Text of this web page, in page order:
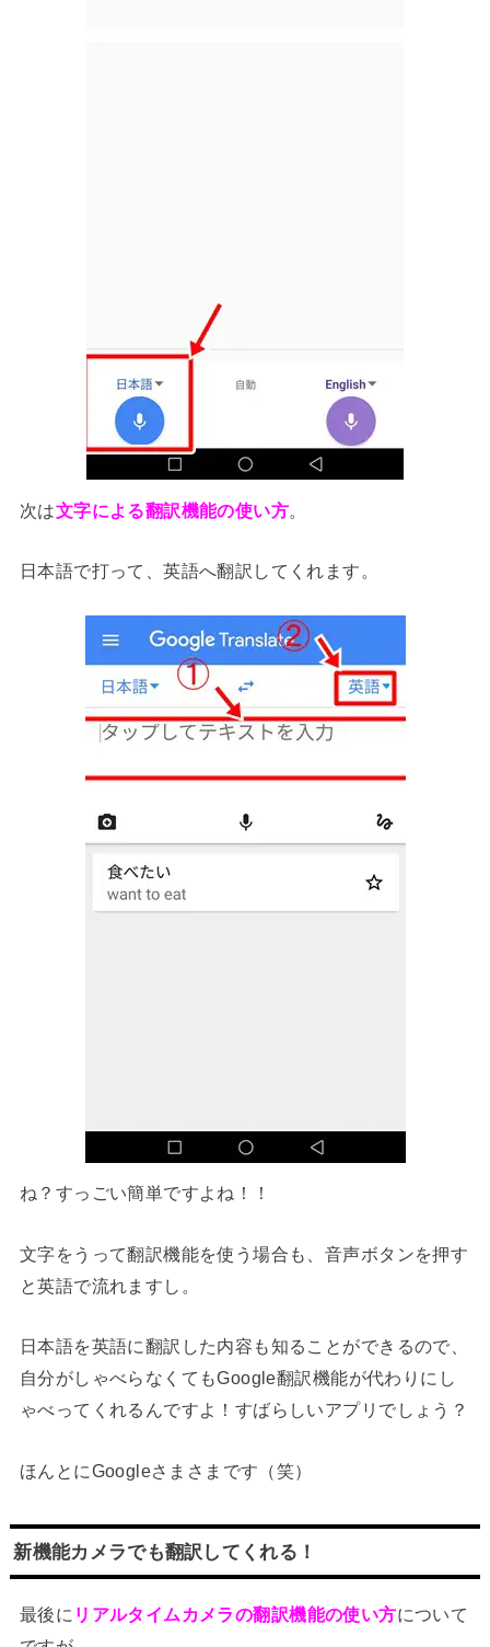
次は文字による翻訳機能の使い方
日本語で打って、英語へ翻訳してくれます。
ね？すっごい簡単ですよね！！
文字をうって翻訳機能を使う場合も、音声ボタンを押す
と英語で流れますし。
日本語を英語に翻訳した内容も知ることができるので、
自分がしゃべらなくてもGoogle翻訳機能が代わりにし
ゃべってくれるんですよ！すばらしいアプリでしょう？
ほんとにGoogleさまさまです（笑）
新機能カメラでも翻訳してくれる！
最後に リアルタイムカメラの翻訳機能の使い方について